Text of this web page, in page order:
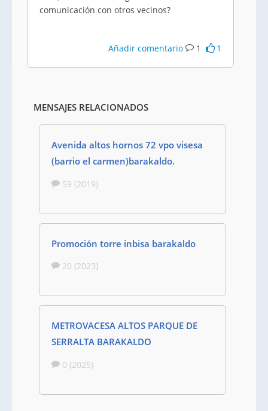
comunicación con otros vecinos?
Añadir comentario 1 1
MENSAJES RELACIONADOS
Avenida altos hornos 72 vpo visesa
(barrio el carmen)barakaldo.
59 (2019)
Promoción torre inbisa barakaldo
20 (2023)
METROVACESA ALTOS PARQUE DE
SERRALTA BARAKALDO
0 (2025)